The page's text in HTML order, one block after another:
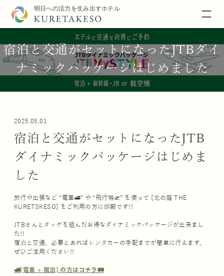
宿泊と交通がセットになったJTBダイ
ナミックパッケージはじめました
2025.05.01
宿泊と交通がセットになったJTB
ダイナミックパッケージはじめま
した
旅行や出張など “電車🚅” や “飛行機🛫” を使って [北の庭 THE
KURETSKESO] をご利用の方に朗報です!!
JTBさんとタッグを組んだお得なダイナミックパッケージが出来まし
た!!
宿泊と交通、必要とあればレンタカーの手配までが簡単に行えます、
ぜひご活用ください!!
🚅[電車 + 宿泊] の方はコチラ🚃